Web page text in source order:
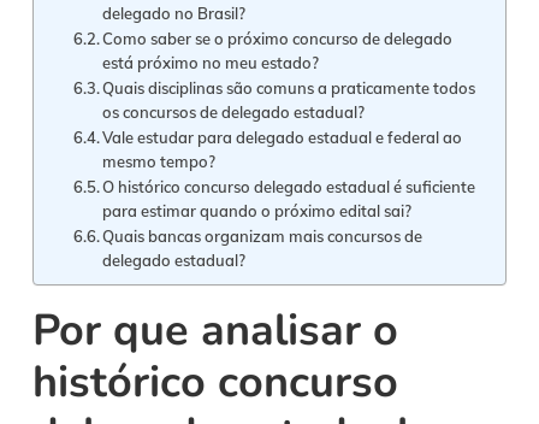
delegado no Brasil?
Como saber se o próximo concurso de delegado
está próximo no meu estado?
Quais disciplinas são comuns a praticamente todos
os concursos de delegado estadual?
Vale estudar para delegado estadual e federal ao
mesmo tempo?
O histórico concurso delegado estadual é suficiente
para estimar quando o próximo edital sai?
Quais bancas organizam mais concursos de
delegado estadual?
Por que analisar o
histórico concurso